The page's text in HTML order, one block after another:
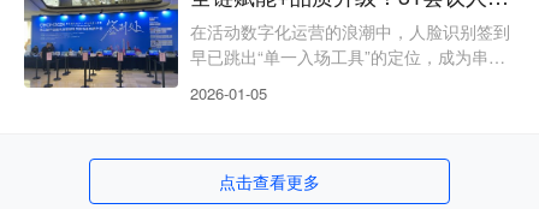
合规保障，难以适配政务、金融、医疗等敏
感行业需求。31会议人脸识别签到以“AI技
术为核、安全合规为基、轻量运维为翼”，
能签到解决方案，
在活动数字化运营的浪潮中，人脸识别签到
早已跳出“单一入场工具”的定位，成为串联
的核心枢纽。传统人脸识别签到多存在功能
撑现代活动“品质升级、精准运营、长效增
值”的核心诉求。31会议人脸识别签到以“全
2026-01-05
点击查看更多